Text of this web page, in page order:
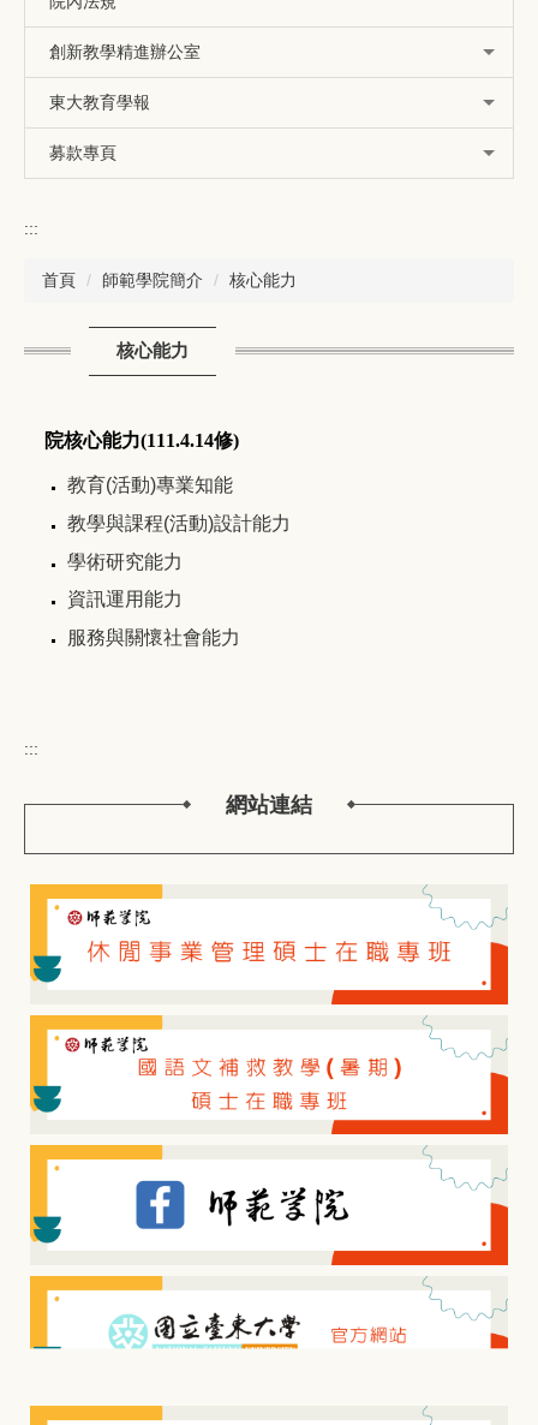
創新教學精進辦公室
東大教育學報
募款專頁
:::
首頁 師範學院簡介 核心能力
核心能力
院核心能力(111.4.14修)
教育(活動)專業知能
教學與課程(活動)設計能力
學術研究能力
資訊運用能力
服務與關懷社會能力
:::
網站連結